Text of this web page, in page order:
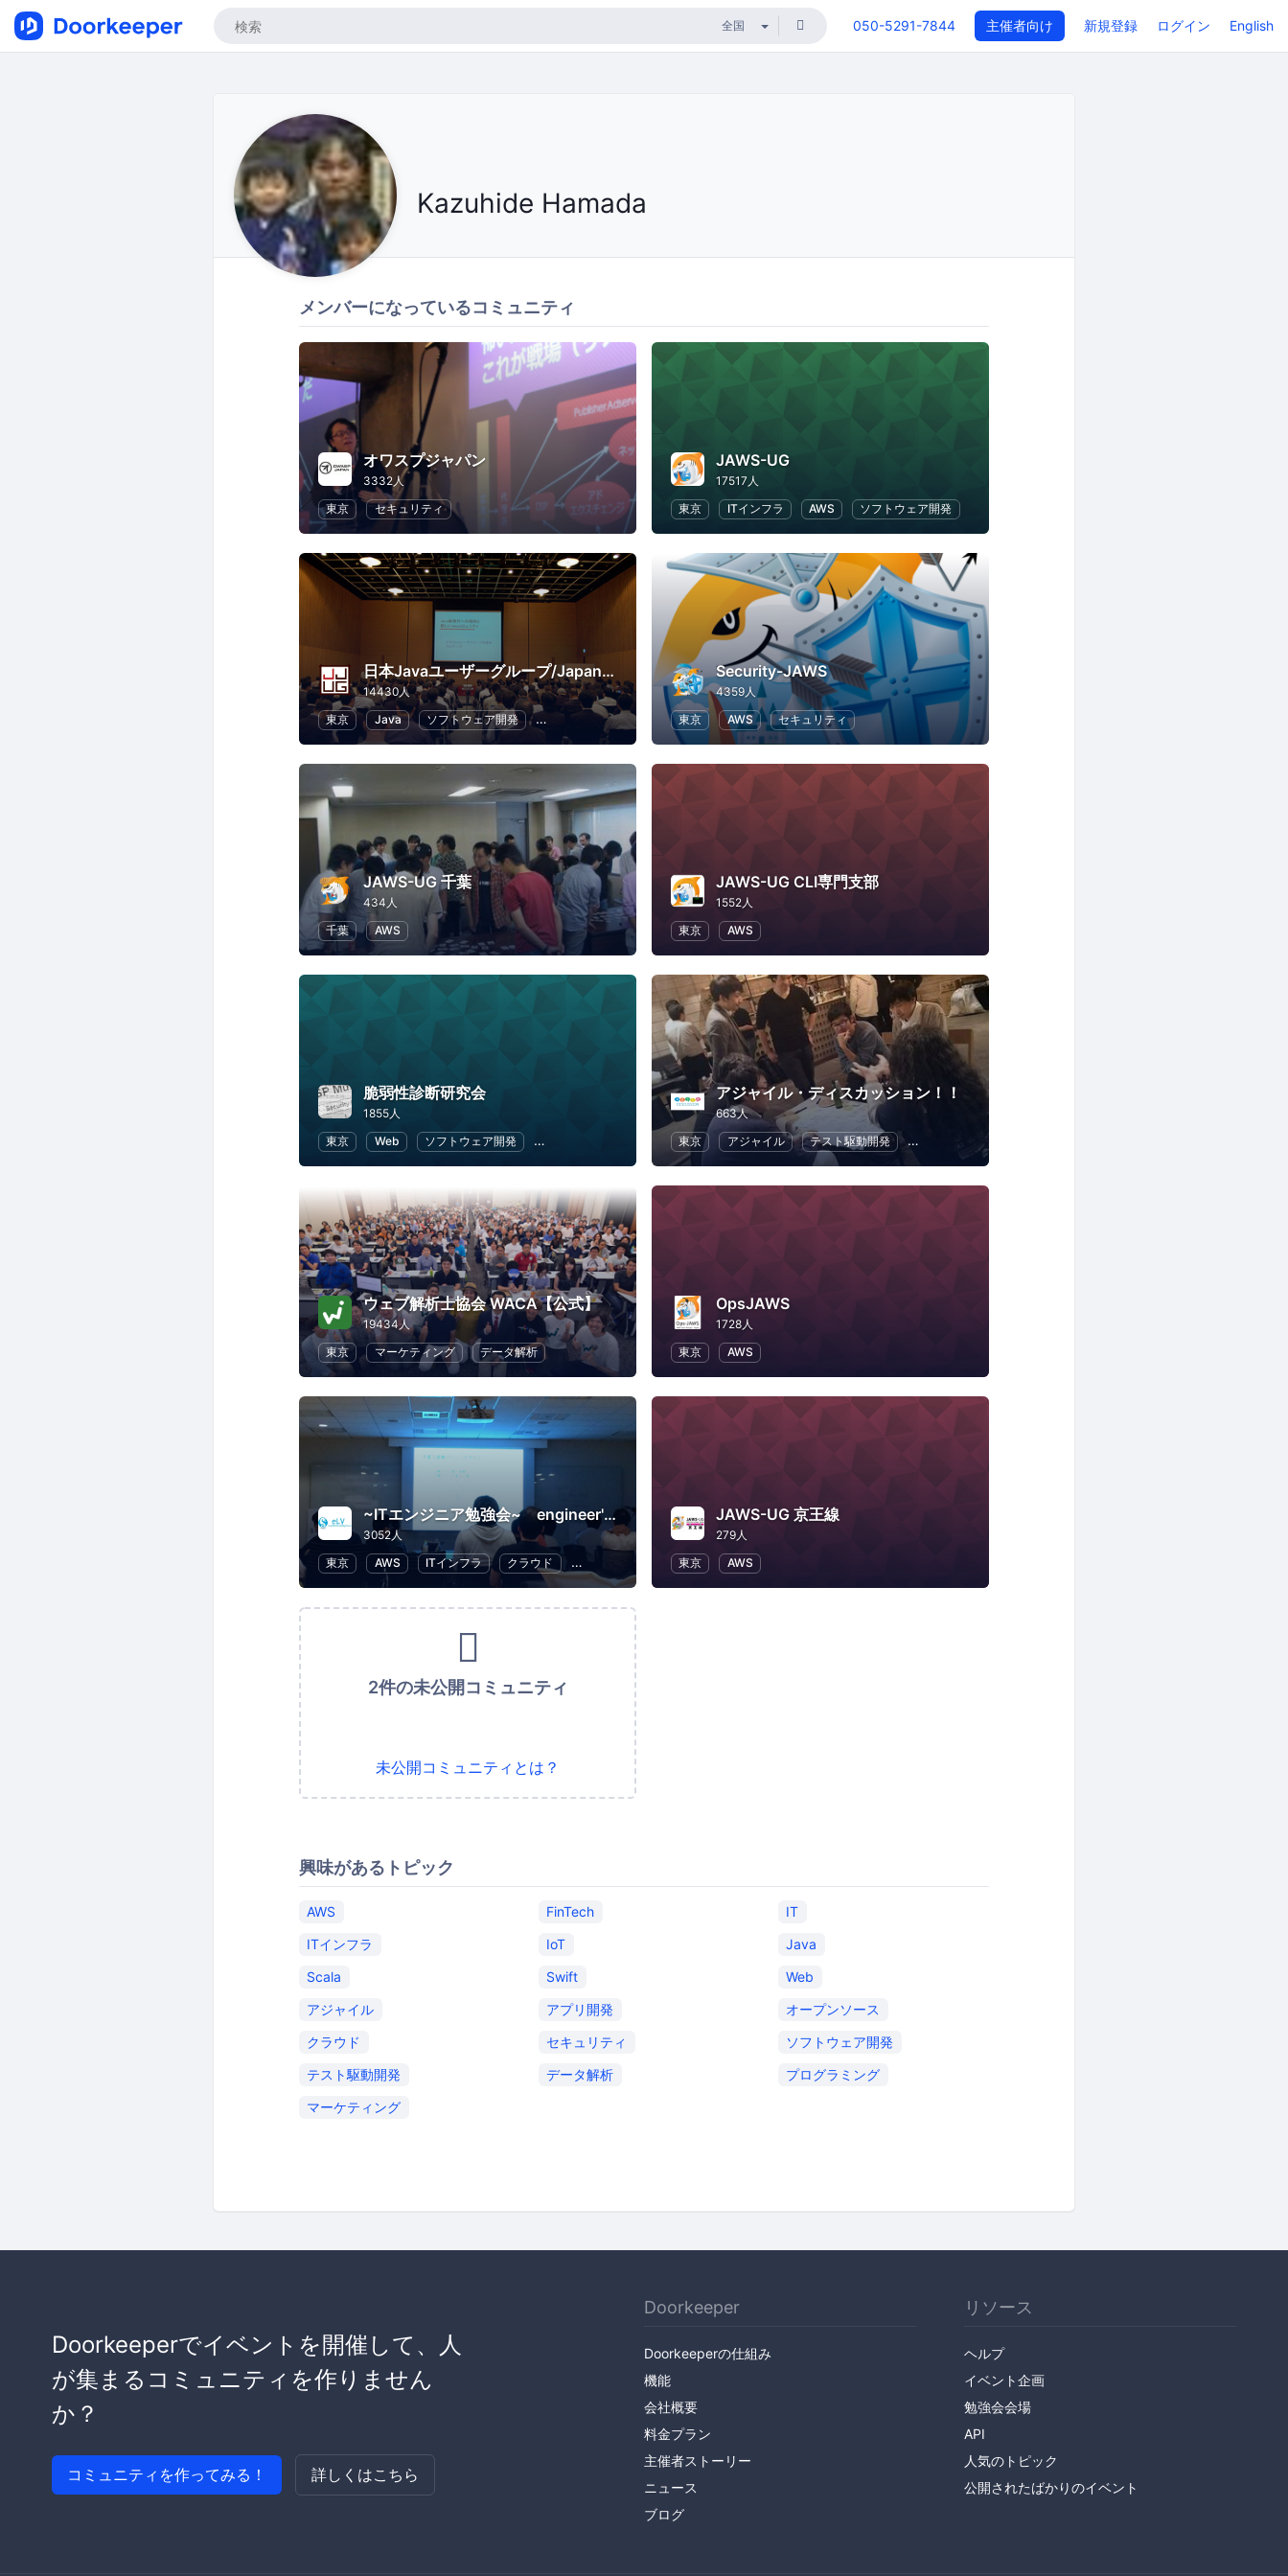
050-5291-7844 主催者向け 新規登録 ログイン English
Kazuhide Hamada
メンバーになっているコミュニティ
オワスプジャパン
3332人
東京
セキュリティ
JAWS-UG
17517人
東京
ITインフラ AWS ソフトウェア開発
日本Javaユーザーグループ/Japan Java User Group
14430人
東京
Java ソフトウェア開発 プログラミング
Security-JAWS
4359人
東京
AWS セキュリティ
JAWS-UG 千葉
434人
千葉
AWS
JAWS-UG CLI専門支部
1552人
東京
AWS
脆弱性診断研究会
1855人
東京
Web ソフトウェア開発 セキュリティ アプリ開発 オープンソース
アジャイル・ディスカッション！！
663人
東京
アジャイル テスト駆動開発 ソフトウェア開発
ウェブ解析士協会 WACA【公式】
19434人
東京
マーケティング データ解析
OpsJAWS
1728人
東京
AWS
~ITエンジニア勉強会~ engineer's Learning･Vesper
3052人
東京
AWS ITインフラ クラウド Swift プログラミング
JAWS-UG 京王線
279人
東京
AWS
2件の未公開コミュニティ
未公開コミュニティとは？
興味があるトピック
AWS FinTech
IT
ITインフラ
IoT
Java
Scala
Swift
Web
アジャイル
アプリ開発
オープンソース
クラウド
セキュリティ
ソフトウェア開発
テスト駆動開発
データ解析
プログラミング
マーケティング
Doorkeeperでイベントを開催して、人
が集まるコミュニティを作りません
か？
コミュニティを作ってみる！ 詳しくはこちら
Doorkeeper
Doorkeeperの仕組み
機能
会社概要
料金プラン
主催者ストーリー
ニュース
ブログ
リソース
ヘルプ
イベント企画
勉強会会場
API
人気のトピック
公開されたばかりのイベント